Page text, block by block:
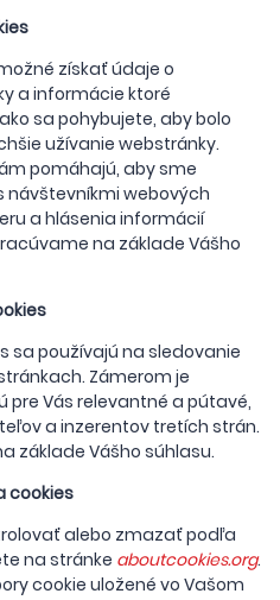
získať údaje o
a informácie ktoré
sa pohybujete, aby bolo
užívanie webstránky.
pomáhajú, aby sme
návštevníkmi webových
a hlásenia informácií
na základe Vášho
sa používajú na sledovanie
Zámerom je
pre Vás relevantné a pútavé,
a inzerentov tretích strán.
základe Vášho súhlasu.
cookies
alebo zmazať podľa
na stránke aboutcookies.org.
cookie uložené vo Vašom